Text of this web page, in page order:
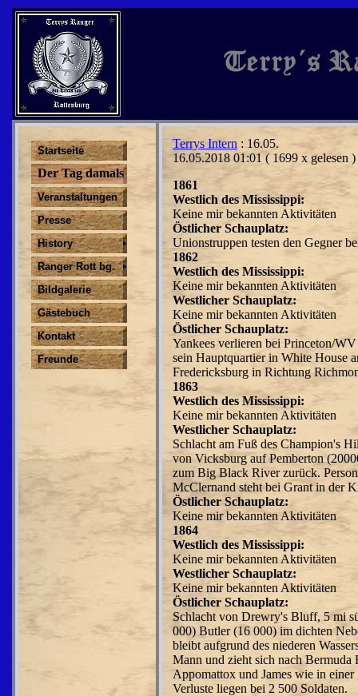
Startseite
Der Tag damals
Veranstaltungen
Presse
History
Ranger Rott bg.
Bildgalerie
Gästebuch
Kontakt
Freunde
Terrys Intern : 16.05.
16.05.2018 01:01 ( 1699 x gelesen )
1861
Westlich des Mississippi:
Keine mir bekannten Aktivitäten
Östlicher Schauplatz:
Unionstruppen testen den Gegner
1862
Westlich des Mississippi:
Keine mir bekannten Aktivitäten
Westlicher Schauplatz:
Keine mir bekannten Aktivitäten
Östlicher Schauplatz:
Yankees verlieren bei Princeton/
sein Hauptquartier in White House
Fredericksburg in Richtung
1863
Westlich des Mississippi:
Keine mir bekannten Aktivitäten
Westlicher Schauplatz:
Schlacht am Fuß des Champion's
von Vicksburg auf Pemberton
zum Big Black River zurück.
McClernand steht bei Grant in der
Östlicher Schauplatz:
Keine mir bekannten Aktivitäten
1864
Westlich des Mississippi:
Keine mir bekannten Aktivitäten
Westlicher Schauplatz:
Keine mir bekannten Aktivitäten
Östlicher Schauplatz:
Schlacht von Drewry's Bluff, 5 mi
000) Butler (16 000) im dichten
bleibt aufgrund des niederen
Mann und zieht sich nach
Appomat­tox und James wie in
Verluste liegen bei 2 500 Soldaten.